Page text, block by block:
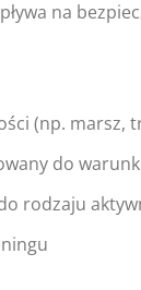
na
(np. marsz,
do
rodzaju